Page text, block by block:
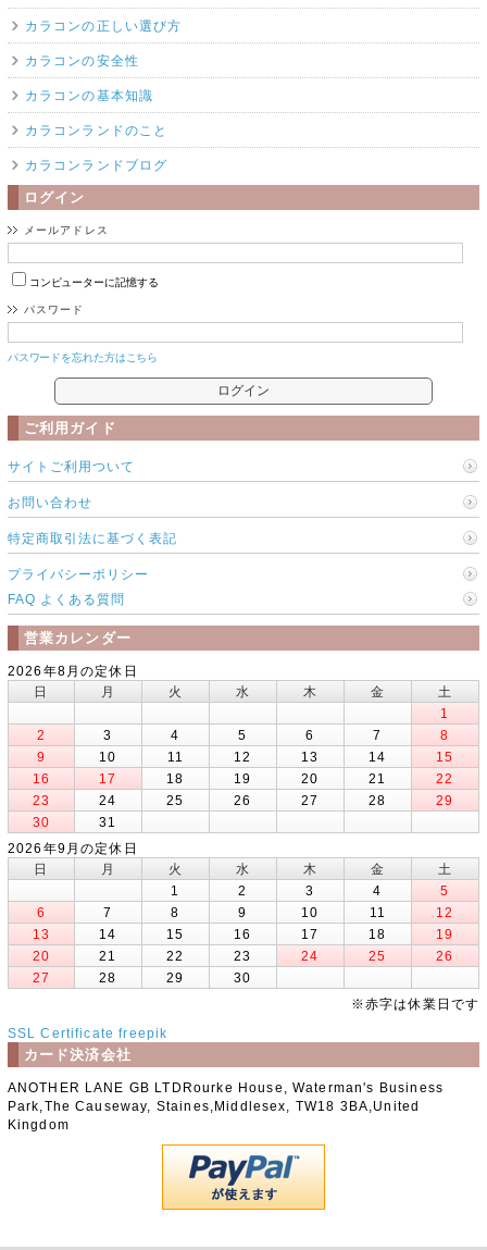
カラコンの正しい選び方
カラコンの安全性
カラコンの基本知識
カラコンランドのこと
カラコンランドブログ
ログイン
メールアドレス
コンピューターに記憶する
パスワード
パスワードを忘れた方はこちら
ご利用ガイド
サイトご利用ついて
お問い合わせ
特定商取引法に基づく表記
プライバシーポリシー
FAQ よくある質問
営業カレンダー
2026年8月の定休日
日
月 火 水 木 金
土
1
2
3 4 5 6 7
8
9
10 11 12 13 14
15
16
17 18 19 20 21
22
23
24 25 26 27 28
29
30
31
2026年9月の定休日
日
月 火 水 木 金
土
1
2 3 4
5
6
7 8 9 10 11
12
13
14 15 16 17 18
19
20
21 22 23 24 25
26
27
28 29
30
※赤字は休業日です
SSL Certificate freepik
カード決済会社
ANOTHER LANE GB LTDRourke House, Waterman's Business
Park,The Causeway, Staines,Middlesex, TW18 3BA,United
Kingdom